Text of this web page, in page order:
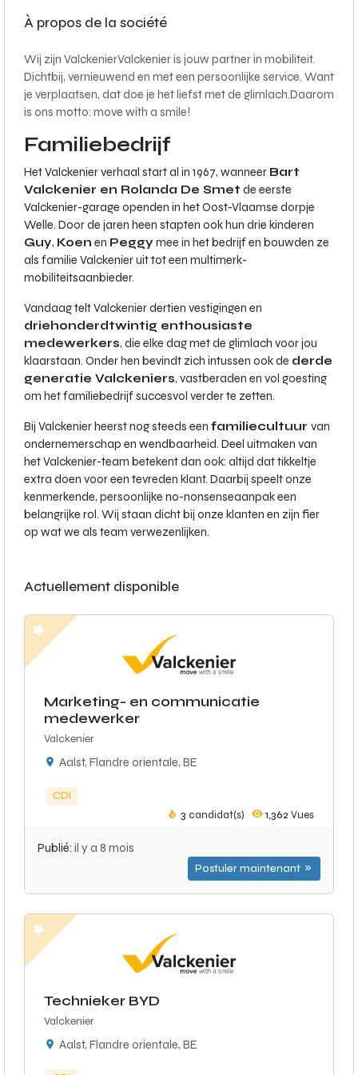
À propos de la société
Wij zijn ValckenierValckenier is jouw partner in mobiliteit.
Dichtbij, vernieuwend en met een persoonlijke service. Want
je verplaatsen, dat doe je het liefst met de glimlach.Daarom
is ons motto: move with a smile!
Familiebedrijf
Het Valckenier verhaal start al in 1967, wanneer Bart
Valckenier en Rolanda De Smet de eerste
Valckenier-garage openden in het Oost-Vlaamse dorpje
Welle. Door de jaren heen stapten ook hun drie kinderen
Guy, Koen en Peggymee in het bedrijf en bouwden ze
als familie Valckenier uit tot een multimerk-
mobiliteitsaanbieder.
Vandaag telt Valckenier dertien vestigingen en
driehonderdtwintig enthousiaste
medewerkers, die elke dag met de glimlach voor jou
klaarstaan. Onder hen bevindt zich intussen ook de derde
generatie Valckeniers, vastberaden en vol goesting
om het familiebedrijf succesvol verder te zetten.
Bij Valckenier heerst nog steeds een familiecultuur van
ondernemerschap en wendbaarheid. Deel uitmaken van
het Valckenier-team betekent dan ook: altijd dat tikkeltje
extra doen voor een tevreden klant. Daarbij speelt onze
kenmerkende, persoonlijke no-nonsenseaanpak een
belangrijke rol. Wij staan dicht bij onze klanten en zijn fier
op wat we als team verwezenlijken.
Actuellement disponible
Marketing- en communicatie
medewerker
Valckenier
Aalst, Flandre orientale, BE
CDI
3 candidat(s) 1,362 Vues
Publié: il y a 8 mois
Postuler maintenant
Technieker BYD
Valckenier
Aalst, Flandre orientale, BE